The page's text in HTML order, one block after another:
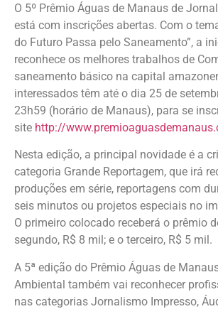
O 5º Prêmio Águas de Manaus de
está com inscrições abertas. Com o
do Futuro Passa pelo Saneamento”, a
reconhece os melhores trabalhos de
saneamento básico na capital
interessados têm até o dia 25 de
23h59 (horário de Manaus), para se
site http://
Nesta edição, a principal novidade é a
categoria Grande Reportagem, que irá
produções em série, reportagens com
seis minutos ou projetos especiais no
O primeiro colocado receberá o prêmio
segundo, R$ 8 mil; e o terceiro, R$ 5 mil.
A 5ª edição do Prêmio Águas de
Ambiental também vai reconhecer
nas categorias Jornalismo Impresso,